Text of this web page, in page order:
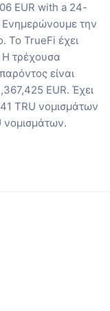
EUR with a 24-
Ενημερώνουμε την
Το TrueFi έχει
Η τρέχουσα
είναι
EUR. Έχει
TRU νομισμάτων
νομισμάτων.